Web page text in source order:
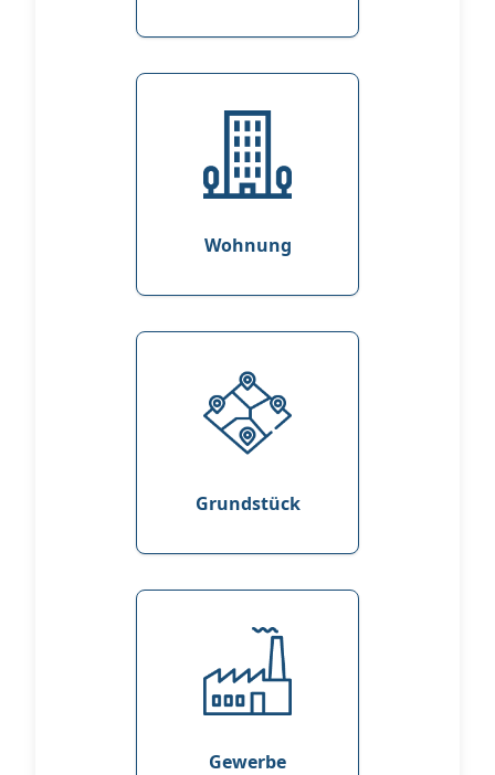
Wohnung
Grundstück
Gewerbe